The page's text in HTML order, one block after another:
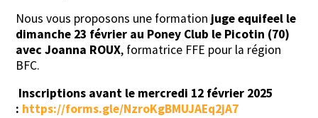
Nous vous proposons une formation juge equifeel le
dimanche 23 février au Poney Club le Picotin (70)
avec Joanna ROUX, formatrice FFE pour la région
BFC.
Inscriptions avant le mercredi 12 février 2025
: https://forms.gle/NzroKgBMUJAEq2jA7